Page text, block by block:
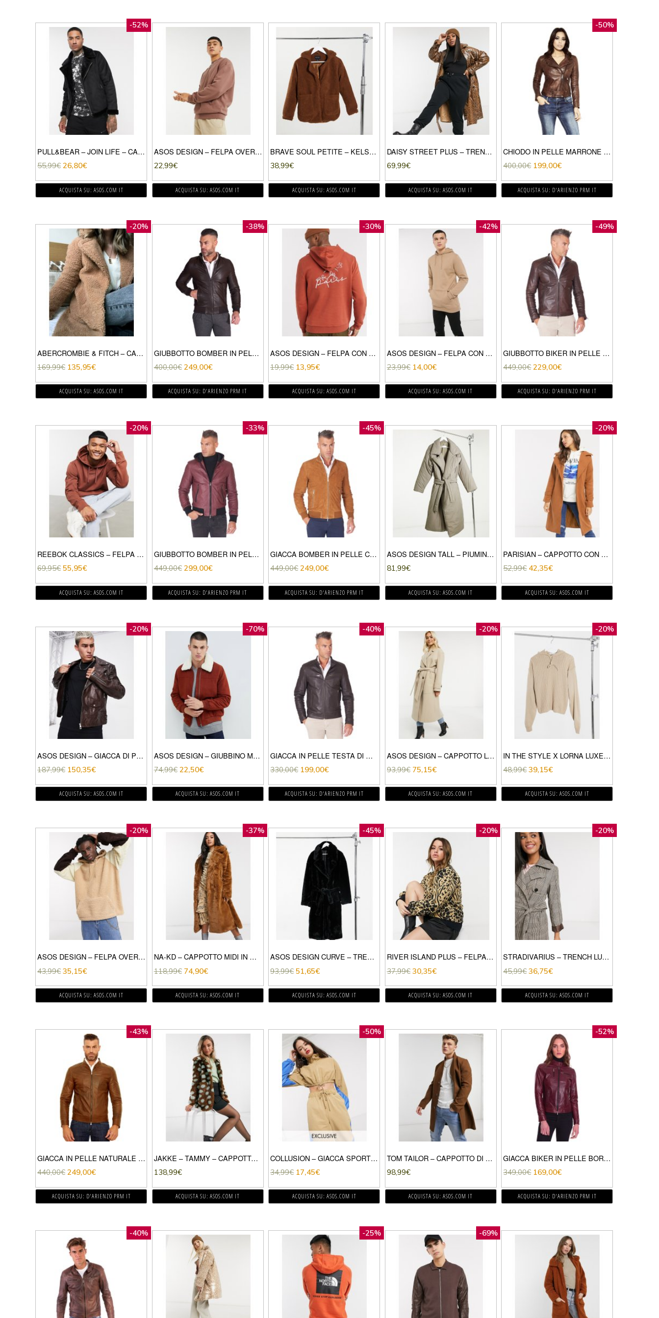
-52%
PULL&BEAR – JOIN LIFE – CAPPOTTO DOUBLE-FACE NERO-MARRONE
55,99€ 26,80€
ACQUISTA SU: ASOS.COM IT
ASOS DESIGN – FELPA OVERSIZE MARRONE
22,99€
ACQUISTA SU: ASOS.COM IT
BRAVE SOUL PETITE – KELSEA – CAPPOTTO IN PILE BORG-MARRONE
38,99€
ACQUISTA SU: ASOS.COM IT
DAISY STREET PLUS – TRENCH LUNGO IN VINILE EFFETTO SERPENTE-MARRONE
69,99€
ACQUISTA SU: ASOS.COM IT
-50%
CHIODO IN PELLE MARRONE CON CINTURA EFFETTO VINTAGE
400,00€ 199,00€
ACQUISTA SU: D'ARIENZO PRM IT
-20%
ABERCROMBIE & FITCH – CAPPOTTO TEDDY COLOR CUOIO-MARRONE
169,99€ 135,95€
ACQUISTA SU: ASOS.COM IT
-38%
GIUBBOTTO BOMBER IN PELLE TESTA DI MORO EFFETTO VINTAGE
400,00€ 249,00€
ACQUISTA SU: D'ARIENZO PRM IT
-30%
ASOS DESIGN – FELPA CON CAPPUCCIO E STAMPA A FIORI-MARRONE
19,99€ 13,95€
ACQUISTA SU: ASOS.COM IT
-42%
ASOS DESIGN – FELPA CON CAPPUCCIO LUNGA COLOR CUOIO-MARRONE
23,99€ 14,00€
ACQUISTA SU: ASOS.COM IT
-49%
GIUBBOTTO BIKER IN PELLE NATURALE TESTA DI MORO COLLO COREANA
449,00€ 229,00€
ACQUISTA SU: D'ARIENZO PRM IT
-20%
REEBOK CLASSICS – FELPA CON CAPPUCCIO PREMIUM SLAVATA MARRONE
69,95€ 55,95€
ACQUISTA SU: ASOS.COM IT
-33%
GIUBBOTTO BOMBER IN PELLE NATURALE VINACCIO CON CAPPUCCIO
449,00€ 299,00€
ACQUISTA SU: D'ARIENZO PRM IT
-45%
GIACCA BOMBER IN PELLE CAMOSCIO CUOIO
449,00€ 249,00€
ACQUISTA SU: D'ARIENZO PRM IT
ASOS DESIGN TALL – PIUMINO LUNGO CON COLLETTO E CINTURA-MARRONE
81,99€
ACQUISTA SU: ASOS.COM IT
-20%
PARISIAN – CAPPOTTO CON BOTTONE SINGOLO E AMPIO REVER-MARRONE
52,99€ 42,35€
ACQUISTA SU: ASOS.COM IT
-20%
ASOS DESIGN – GIACCA DI PELLE MARRONE BIKER
187,99€ 150,35€
ACQUISTA SU: ASOS.COM IT
-70%
ASOS DESIGN – GIUBBINO MARRONE CON COLLO IN PILE BORG
74,99€ 22,50€
ACQUISTA SU: ASOS.COM IT
-40%
GIACCA IN PELLE TESTA DI MORO QUATTRO TASCHE PELLE NATURALE
330,00€ 199,00€
ACQUISTA SU: D'ARIENZO PRM IT
-20%
ASOS DESIGN – CAPPOTTO LUNGO SOFISTICATO CON CINTURA CAMMELLO-MARRONE
93,99€ 75,15€
ACQUISTA SU: ASOS.COM IT
-20%
IN THE STYLE X LORNA LUXE – LULLABY – FELPA MARRONE A COSTE CON CAPPUCCIO IN COORDINATO
48,99€ 39,15€
ACQUISTA SU: ASOS.COM IT
-20%
ASOS DESIGN – FELPA OVERSIZE IN PILE BORG EFFETTO PELUCHE MARRONE COLORBLOCK CON CAPPUCCIO
43,99€ 35,15€
ACQUISTA SU: ASOS.COM IT
-37%
NA-KD – CAPPOTTO MIDI IN MORBIDA ECOPELLICCIA MARRONE CON CINTURA
118,99€ 74,90€
ACQUISTA SU: ASOS.COM IT
-45%
ASOS DESIGN CURVE – TRENCH IN PELLICIA SINTETICA NERA-MARRONE
93,99€ 51,65€
ACQUISTA SU: ASOS.COM IT
-20%
RIVER ISLAND PLUS – FELPA LEOPARDATA CON MANICHE A SBUFFO-MARRONE
37,99€ 30,35€
ACQUISTA SU: ASOS.COM IT
-20%
STRADIVARIUS – TRENCH LUNGO MARRONE A QUADRI
45,99€ 36,75€
ACQUISTA SU: ASOS.COM IT
-43%
GIACCA IN PELLE NATURALE CUOIO EFFETTO LISCIO
440,00€ 249,00€
ACQUISTA SU: D'ARIENZO PRM IT
JAKKE – TAMMY – CAPPOTTO MEDIO COLOR CIOCCOLATO A POIS-MARRONE
138,99€
ACQUISTA SU: ASOS.COM IT
-50%
COLLUSION – GIACCA SPORTIVA CORTA IN NYLON-MARRONE
34,99€ 17,45€
ACQUISTA SU: ASOS.COM IT
TOM TAILOR – CAPPOTTO DI LANA MARRONE
98,99€
ACQUISTA SU: ASOS.COM IT
-52%
GIACCA BIKER IN PELLE BORDEAUX EFFETTO VINTAGE
349,00€ 169,00€
ACQUISTA SU: D'ARIENZO PRM IT
-40% -25% -69%